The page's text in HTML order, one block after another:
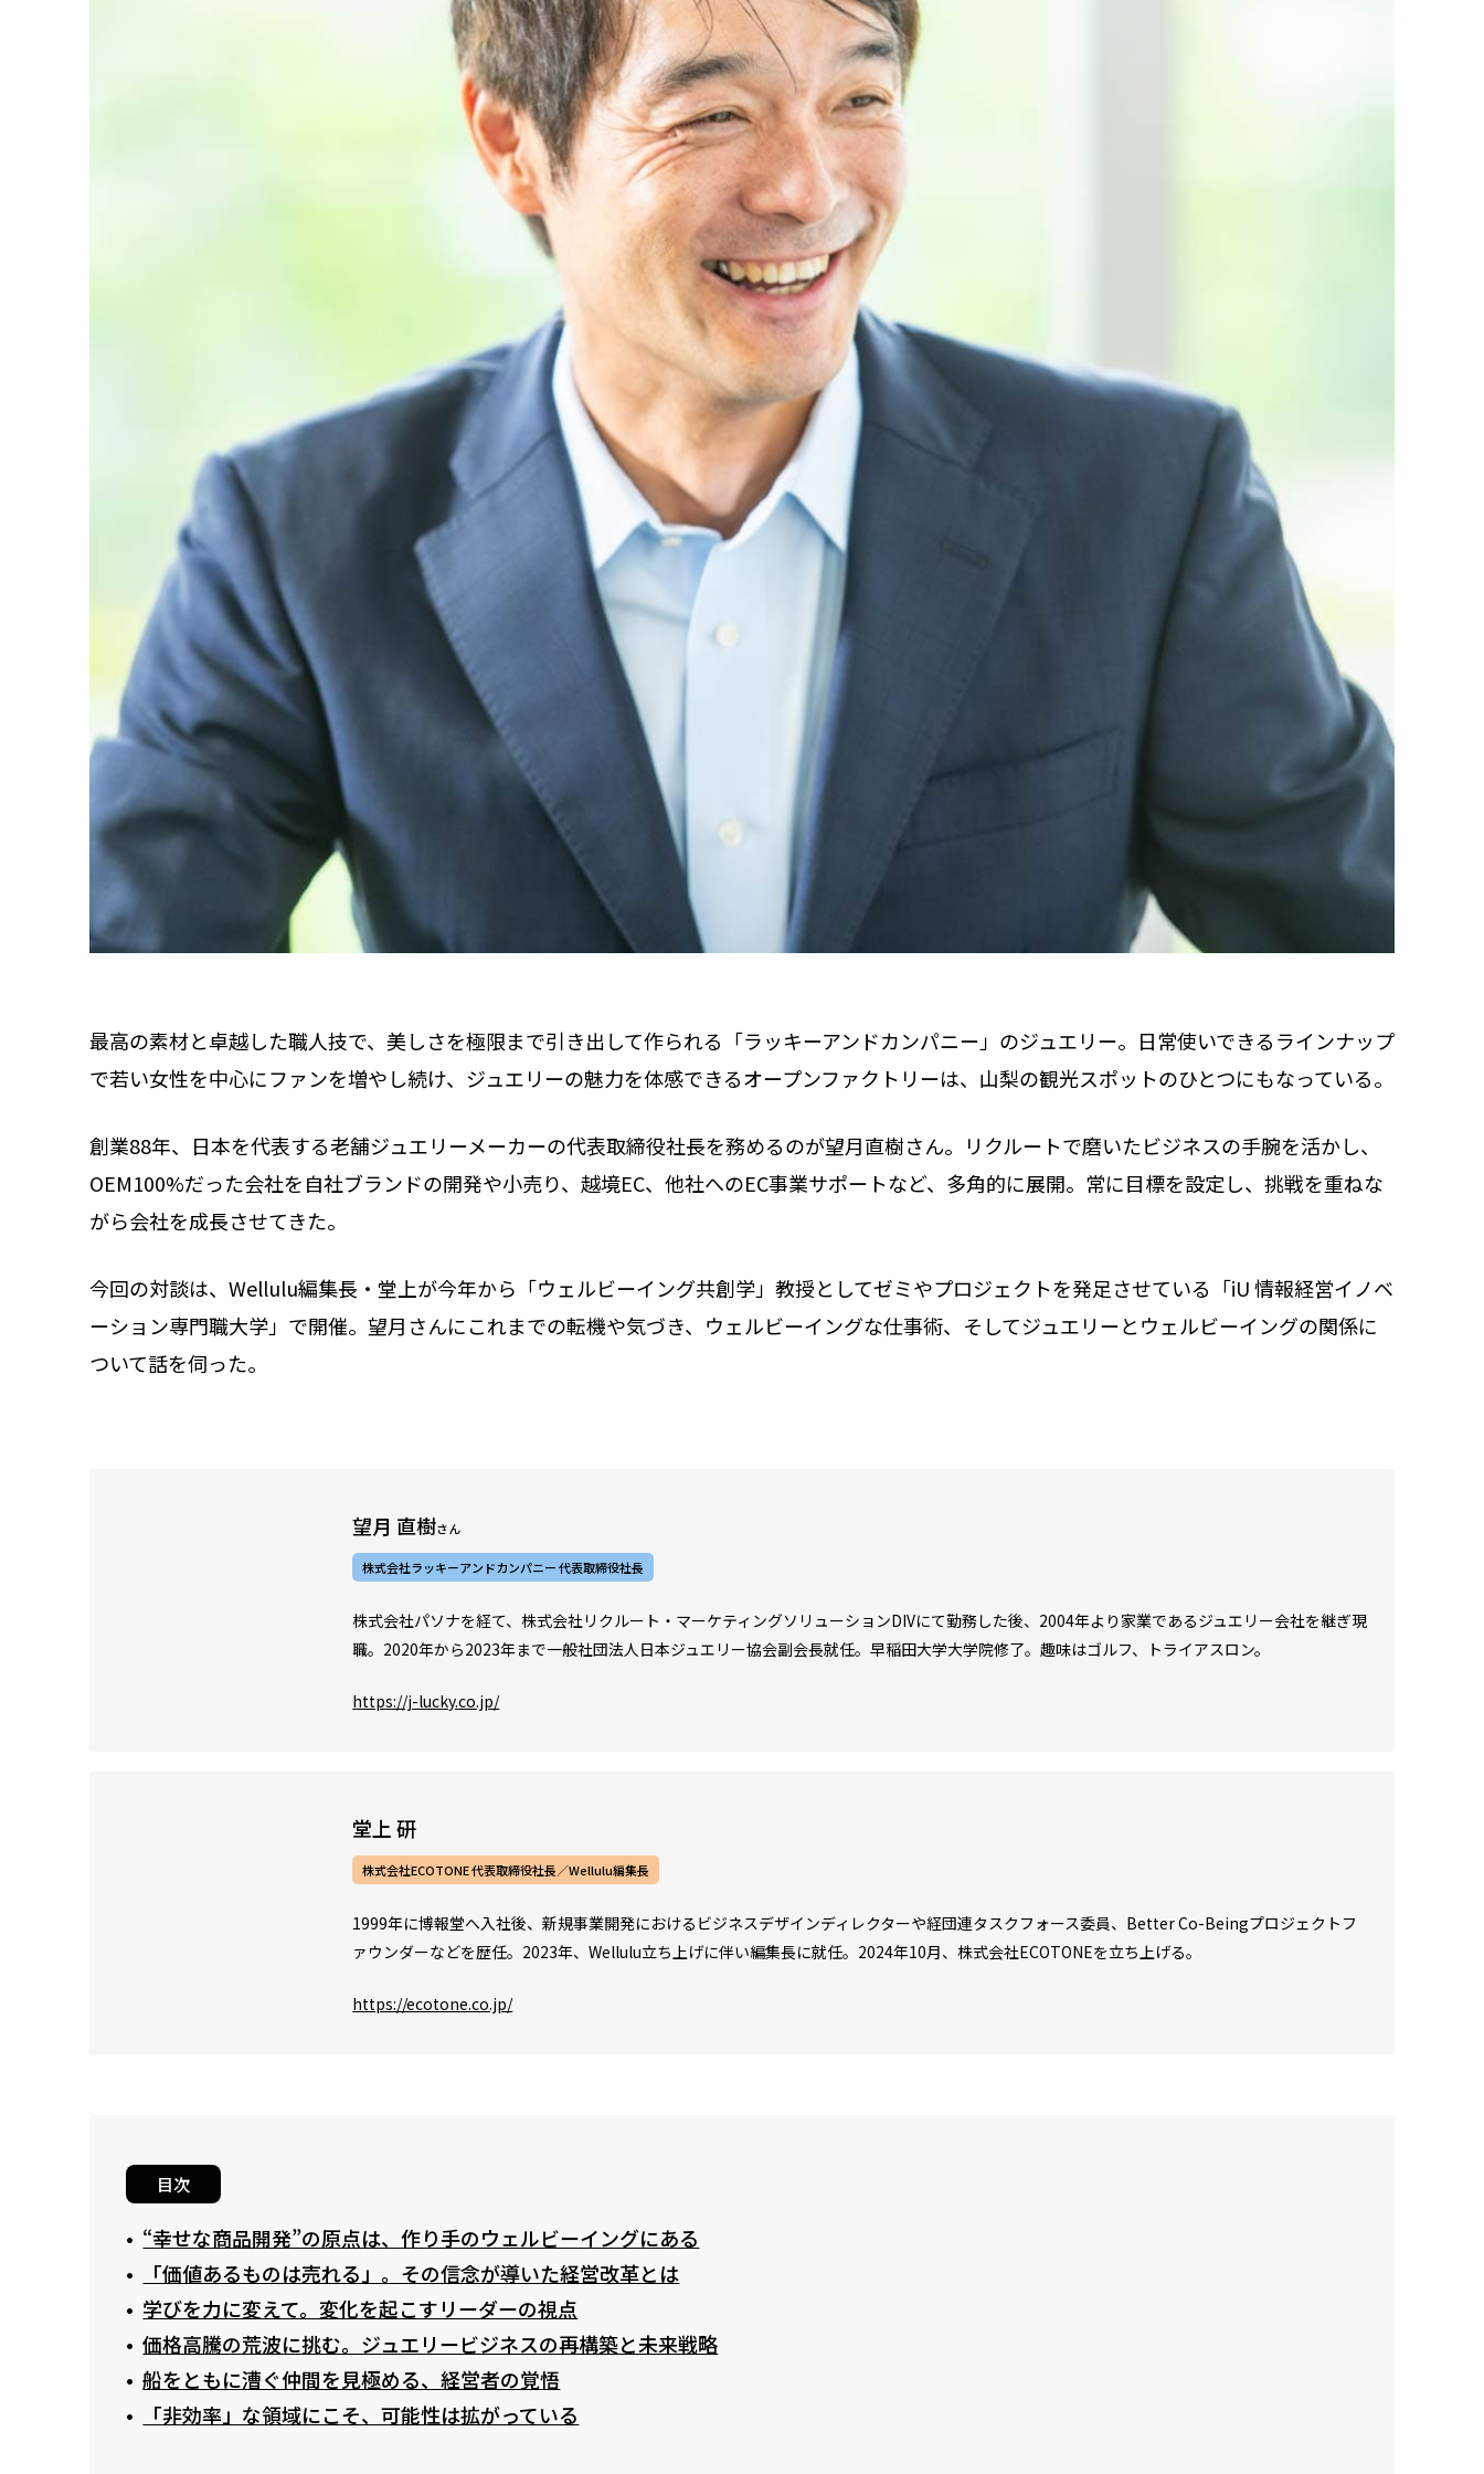
最高の素材と卓越した職人技で、美しさを極限まで引き出して作られる「ラッキーアンドカンパニー」のジュエリー。日常使いできるラインナップ
で若い女性を中心にファンを増やし続け、ジュエリーの魅力を体感できるオープンファクトリーは、山梨の観光スポットのひとつにもなっている。
創業88年、日本を代表する老舗ジュエリーメーカーの代表取締役社長を務めるのが望月直樹さん。リクルートで磨いたビジネスの手腕を活かし、
OEM100%だった会社を自社ブランドの開発や小売り、越境EC、他社へのEC事業サポートなど、多角的に展開。常に目標を設定し、挑戦を重ねな
がら会社を成長させてきた。
今回の対談は、Wellulu編集長・堂上が今年から「ウェルビーイング共創学」教授としてゼミやプロジェクトを発足させている「iU 情報経営イノベ
ーション専門職大学」で開催。望月さんにこれまでの転機や気づき、ウェルビーイングな仕事術、そしてジュエリーとウェルビーイングの関係に
ついて話を伺った。
望月 直樹さん
株式会社ラッキーアンドカンパニー 代表取締役社長
株式会社パソナを経て、株式会社リクルート・マーケティングソリューションDIVにて勤務した後、2004年より家業であるジュエリー会社を継ぎ現
職。2020年から2023年まで一般社団法人日本ジュエリー協会副会長就任。早稲田大学大学院修了。趣味はゴルフ、トライアスロン。
https://j-lucky.co.jp/
堂上 研
株式会社ECOTONE 代表取締役社長／Wellulu編集長
1999年に博報堂へ入社後、新規事業開発におけるビジネスデザインディレクターや経団連タスクフォース委員、Better Co-Beingプロジェクトフ
ァウンダーなどを歴任。2023年、Wellulu立ち上げに伴い編集長に就任。2024年10月、株式会社ECOTONEを立ち上げる。
https://ecotone.co.jp/
目次
“幸せな商品開発”の原点は、作り手のウェルビーイングにある
「価値あるものは売れる」。その信念が導いた経営改革とは
学びを力に変えて。変化を起こすリーダーの視点
価格高騰の荒波に挑む。ジュエリービジネスの再構築と未来戦略
船をともに漕ぐ仲間を見極める、経営者の覚悟
「非効率」な領域にこそ、可能性は拡がっている